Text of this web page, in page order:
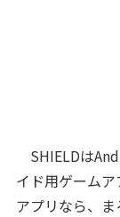
SHIELDは
イド用ゲーム
アプリなら、